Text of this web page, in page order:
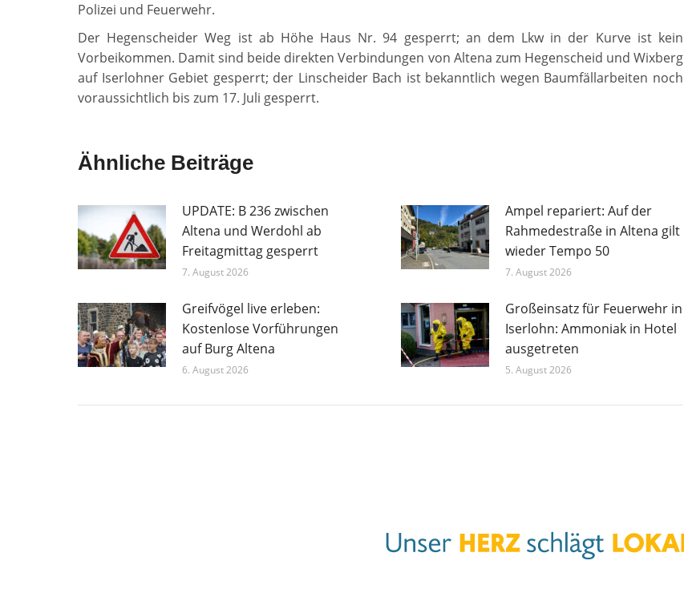
Polizei und Feuerwehr.
Der Hegenscheider Weg ist ab Höhe Haus Nr. 94 gesperrt; an dem Lkw in der Kurve ist kein
Vorbeikommen. Damit sind beide direkten Verbindungen von Altena zum Hegenscheid und Wixberg
auf Iserlohner Gebiet gesperrt; der Linscheider Bach ist bekanntlich wegen Baumfällarbeiten noch
voraussichtlich bis zum 17. Juli gesperrt.
Ähnliche Beiträge
UPDATE: B 236 zwischen
Altena und Werdohl ab
Freitagmittag gesperrt
7. August 2026
Ampel repariert: Auf der
Rahmedestraße in Altena gilt
wieder Tempo 50
7. August 2026
Greifvögel live erleben:
Kostenlose Vorführungen
auf Burg Altena
6. August 2026
Großeinsatz für Feuerwehr in
Iserlohn: Ammoniak in Hotel
ausgetreten
5. August 2026